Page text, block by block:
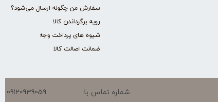
سفارش من چگونه ارسال می‌شود؟
رویه برگرداندن کالا
شیوه های پرداخت وجه
ضمانت اصالت کالا
شماره تماس با
09120939059